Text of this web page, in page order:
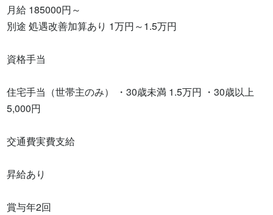
月給 185000円～
別途 処遇改善加算あり 1万円～1.5万円
資格手当
住宅手当（世帯主のみ） ・30歳未満 1.5万円 ・30歳以上
5,000円
交通費実費支給
昇給あり
賞与年2回